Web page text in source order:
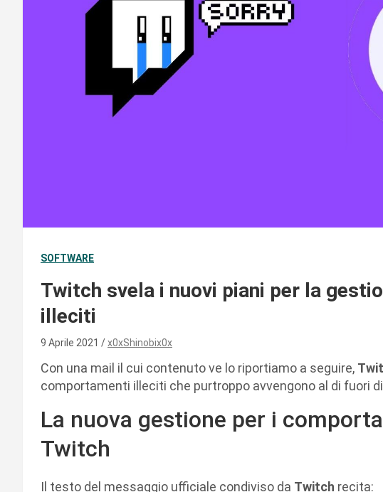
SOFTWARE
Twitch svela i nuovi piani per la
illeciti
9 Aprile 2021 x0xShinobix0x
Con una mail il cui contenuto ve lo riportiamo a seguire,
comportamenti illeciti che purtroppo avvengono al di fuori di
La nuova gestione per i
Twitch
Il testo del messaggio ufficiale condiviso da Twitch recita: